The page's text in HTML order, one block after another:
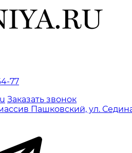
77
Заказать звонок
Пашковский, ул.